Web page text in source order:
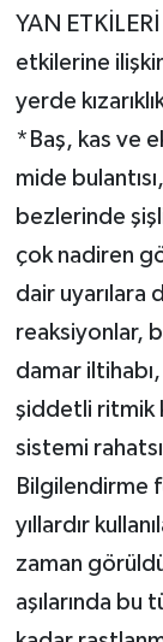
YAN
etkilerine
yerde
*Baş, kas ve
mide
bezlerinde
çok nadiren
dair uyarılara
reaksiyonlar,
damar
şiddetli ritmik
sistemi
Bilgilendirme
yıllardır
zaman
aşılarında bu